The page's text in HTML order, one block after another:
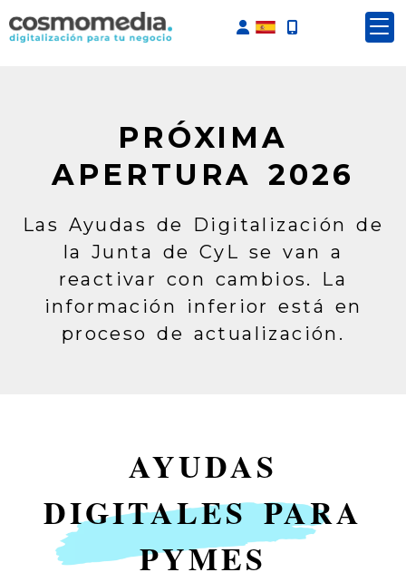
Identifícate
PRÓXIMA
APERTURA 2026
Las Ayudas de Digitalización de
la Junta de CyL se van a
reactivar con cambios. La
información inferior está en
proceso de actualización.
AYUDAS
DIGITALES PARA
PYMES